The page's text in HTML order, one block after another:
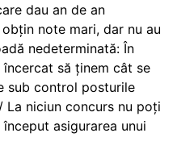
dau an de an
note mari, dar nu au
nedeterminată: În
încercat să ținem cât se
sub control posturile
La niciun concurs nu poți
asigurarea unui